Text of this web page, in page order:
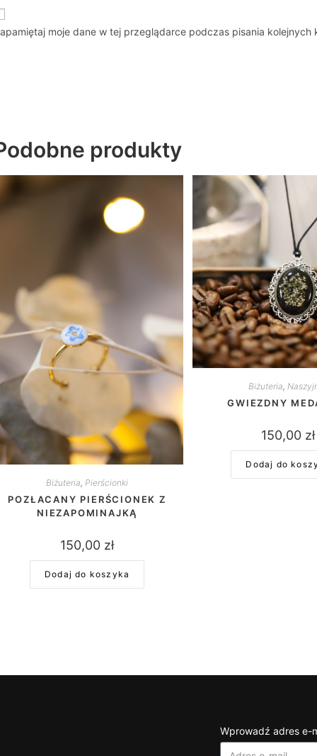
moje dane w tej przeglądarce podczas pisania kolejnych
produkty
Biżuteria, Pierścionki
POZŁACANY PIERŚCIONEK Z
NIEZAPOMINAJKĄ
150,00 zł
Dodaj do koszyka
Biżuteria,
GWIEZDNY
150,00 zł
Dodaj do
Wprowadź adres e-